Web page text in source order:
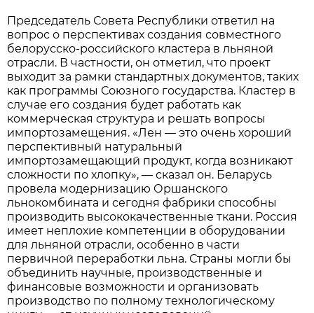
Председатель Совета Республики ответил на
вопрос о перспективах создания совместного
белорусско-российского кластера в льняной
отрасли. В частности, он отметил, что проект
выходит за рамки стандартных документов, таких
как программы Союзного государства. Кластер в
случае его создания будет работать как
коммерческая структура и решать вопросы
импортозамещения. «Лен — это очень хороший
перспективный натуральный
импортозамещающий продукт, когда возникают
сложности по хлопку», — сказал он. Беларусь
провела модернизацию Оршанского
льнокомбината и сегодня фабрики способны
производить высококачественные ткани. Россия
имеет неплохие компетенции в оборудовании
для льняной отрасли, особенно в части
первичной переработки льна. Страны могли бы
объединить научные, производственные и
финансовые возможности и организовать
производство по полному технологическому